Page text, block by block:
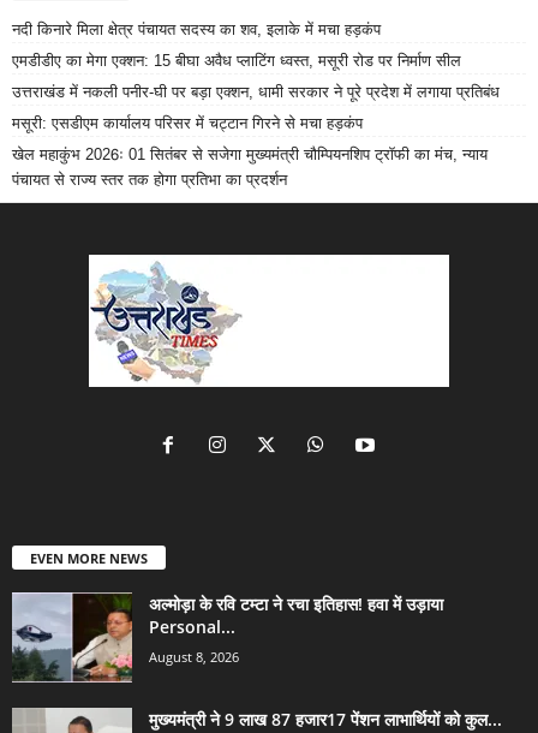
नदी किनारे मिला क्षेत्र पंचायत सदस्य का शव, इलाके में मचा हड़कंप
एमडीडीए का मेगा एक्शन: 15 बीघा अवैध प्लाटिंग ध्वस्त, मसूरी रोड पर निर्माण सील
उत्तराखंड में नकली पनीर-घी पर बड़ा एक्शन, धामी सरकार ने पूरे प्रदेश में लगाया प्रतिबंध
मसूरी: एसडीएम कार्यालय परिसर में चट्टान गिरने से मचा हड़कंप
खेल महाकुंभ 2026ः 01 सितंबर से सजेगा मुख्यमंत्री चौम्पियनशिप ट्रॉफी का मंच, न्याय
पंचायत से राज्य स्तर तक होगा प्रतिभा का प्रदर्शन
EVEN MORE NEWS
अल्मोड़ा के रवि टम्टा ने रचा इतिहास! हवा में उड़ाया
Personal...
August 8, 2026
मुख्यमंत्री ने 9 लाख 87 हजार17 पेंशन लाभार्थियों को कुल...